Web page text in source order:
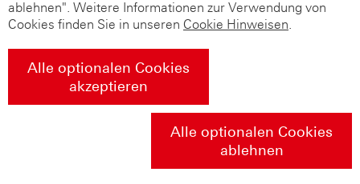
ablehnen". Weitere Informationen zur Verwendung von
Cookies finden Sie in unseren Cookie Hinweisen.
Alle optionalen Cookies
akzeptieren
Alle optionalen Cookies
ablehnen